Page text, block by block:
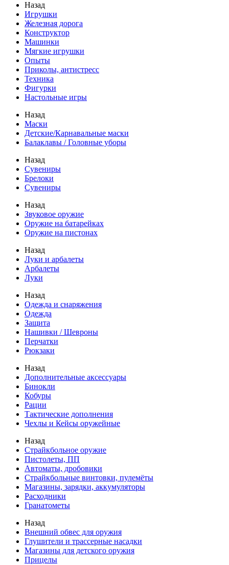
Назад
Игрушки
Железная дорога
Конструктор
Машинки
Мягкие игрушки
Опыты
Приколы, антистресс
Техника
Фигурки
Настольные игры
Назад
Маски
Детские/Карнавальные маски
Балаклавы / Головные уборы
Назад
Сувениры
Брелоки
Сувениры
Назад
Звуковое оружие
Оружие на батарейках
Оружие на пистонах
Назад
Луки и арбалеты
Арбалеты
Луки
Назад
Одежда и снаряжения
Одежда
Защита
Нашивки / Шевроны
Перчатки
Рюкзаки
Назад
Дополнительные аксессуары
Бинокли
Кобуры
Рации
Тактические дополнения
Чехлы и Кейсы оружейные
Назад
Страйкбольное оружие
Пистолеты, ПП
Автоматы, дробовики
Страйкбольные винтовки, пулемёты
Магазины, зарядки, аккумуляторы
Расходники
Гранатометы
Назад
Внешний обвес для оружия
Глушители и трассерные насадки
Магазины для детского оружия
Прицелы